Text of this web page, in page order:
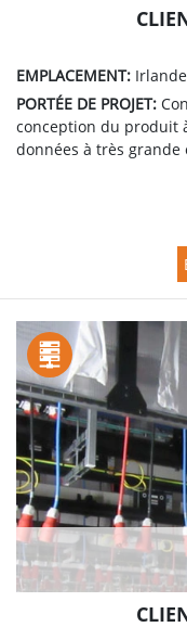
EMPLACEMENT: Irlande
PORTÉE DE PROJET:
conception du produit
données à très